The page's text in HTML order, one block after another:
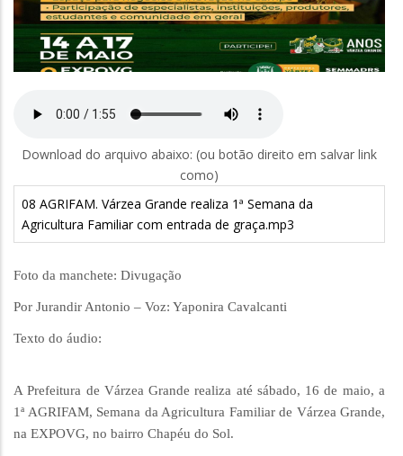
Download do arquivo abaixo: (ou botão direito em salvar link
como)
08 AGRIFAM. Várzea Grande realiza 1ª Semana da
Agricultura Familiar com entrada de graça.mp3
Foto da manchete: Divugação
Por Jurandir Antonio – Voz: Yaponira Cavalcanti
Texto do áudio:
A Prefeitura de Várzea Grande realiza até sábado, 16 de maio, a
1ª AGRIFAM, Semana da Agricultura Familiar de Várzea Grande,
na EXPOVG, no bairro Chapéu do Sol.